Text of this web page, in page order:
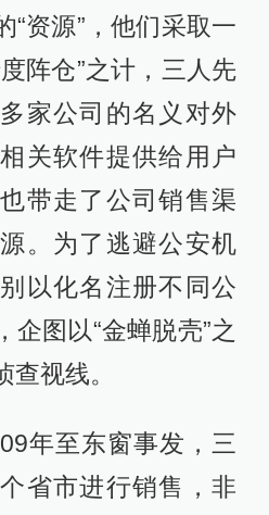
“资源”，他们采取一
阵仓”之计，三人先
家公司的名义对外
关软件提供给用户
带走了公司销售渠
。为了逃避公安机
以化名注册不同公
企图以“金蝉脱壳”之
视线。
年至东窗事发，三
省市进行销售，非